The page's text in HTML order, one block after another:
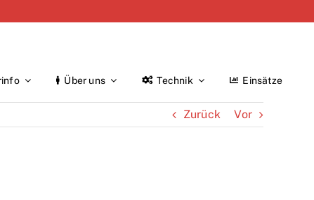
Über uns Technik Einsätze
Zurück Vor